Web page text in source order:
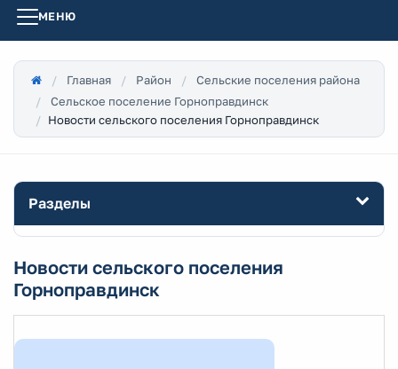
МЕНЮ
Главная Район
Сельские поселения района
Сельское поселение Горноправдинск
Новости сельского поселения Горноправдинск
Разделы
Новости сельского поселения
Горноправдинск